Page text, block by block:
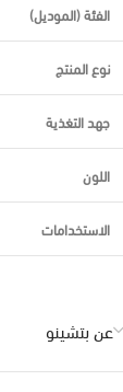
الفئة (الموديل)
نوع المنتج
جهد التغذية
اللون
الاستخدامات
عن بتشينو